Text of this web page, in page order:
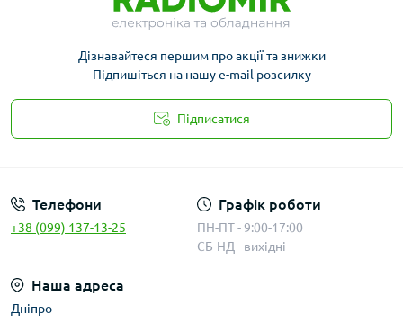
Дізнавайтеся першим про акції та знижки
Підпишіться на нашу e-mail розсилку
Підписатися
Телефони
+38 (099) 137-13-25
Графік роботи
ПН-ПТ - 9:00-17:00
СБ-НД - вихідні
Наша адреса
Дніпро